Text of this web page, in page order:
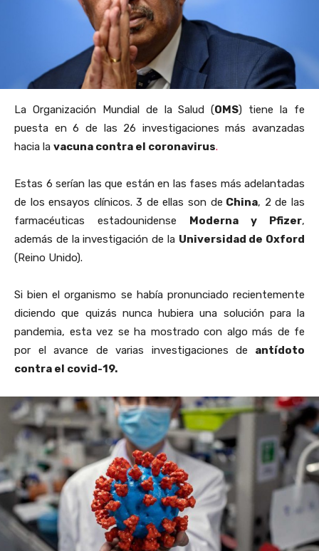
La Organización Mundial de la Salud (OMS) tiene la fe
puesta en 6 de las 26 investigaciones más avanzadas
hacia la vacuna contra el coronavirus.
Estas 6 serían las que están en las fases más adelantadas
de los ensayos clínicos. 3 de ellas son de China, 2 de las
farmacéuticas estadounidense Moderna y Pfizer,
además de la investigación de la Universidad de Oxford
(Reino Unido).
Si bien el organismo se había pronunciado recientemente
diciendo que quizás nunca hubiera una solución para la
pandemia, esta vez se ha mostrado con algo más de fe
por el avance de varias investigaciones de antídoto
contra el covid-19.